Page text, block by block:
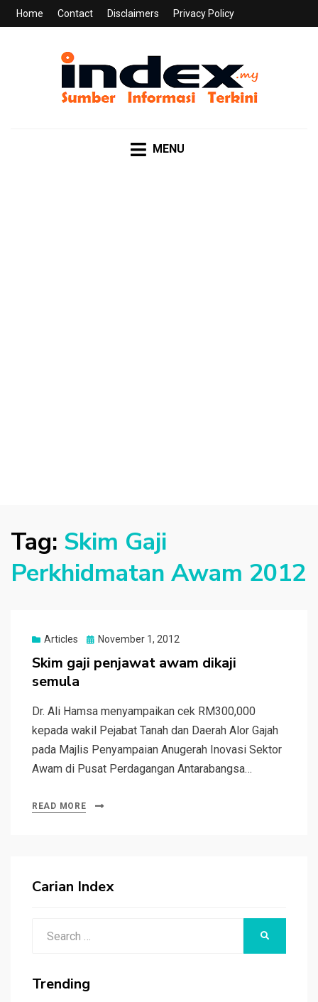
Home Contact Disclaimers Privacy Policy
MENU
Tag: Skim Gaji
Perkhidmatan Awam 2012
Articles
Posted
November 1, 2012
Skim gaji penjawat awam dikaji
semula
Dr. Ali Hamsa menyampaikan cek RM300,000
kepada wakil Pejabat Tanah dan Daerah Alor Gajah
pada Majlis Penyampaian Anugerah Inovasi Sektor
Awam di Pusat Perdagangan Antarabangsa…
READ MORE
Carian Index
Trending